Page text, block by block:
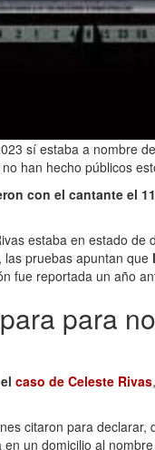
sí estaba a nombre
han hecho públicos
con el cantante el
estaba en estado de
pruebas apuntan que
fue reportada un año
para
caso de Celeste Rivas
citaron para
un domicilio al